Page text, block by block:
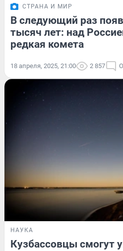
СТРАНА И МИР
В следующий раз
тысяч лет: над
редкая комета
18 апреля, 2025, 21:00 2 857
НАУКА
Кузбассовцы смогут